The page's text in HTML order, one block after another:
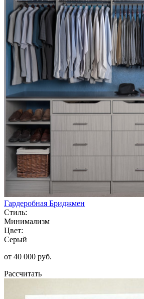
Гардеробная Бриджмен
Стиль:
Минимализм
Цвет:
Серый
от 40 000 руб.
Рассчитать